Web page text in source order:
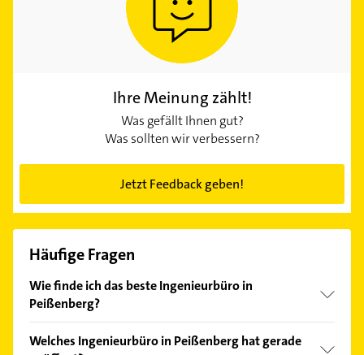
Ihre Meinung zählt!
Was gefällt Ihnen gut?
Was sollten wir verbessern?
Jetzt Feedback geben!
Häufige Fragen
Wie finde ich das beste Ingenieurbüro in
Peißenberg?
Kundenmeinungen und profitieren Sie von den
Welches Ingenieurbüro in Peißenberg hat gerade